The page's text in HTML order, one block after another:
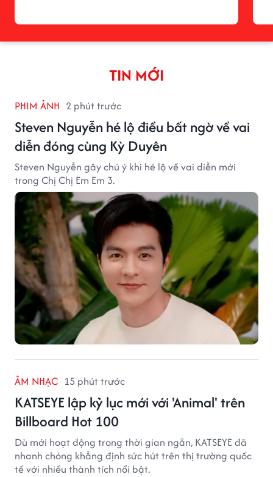
TIN MỚI
PHIM ẢNH 2 phút trước
Steven Nguyễn hé lộ điều bất ngờ về vai
diễn đóng cùng Kỳ Duyên
Steven Nguyễn gây chú ý khi hé lộ về vai diễn mới
trong Chị Chị Em Em 3.
ÂM NHẠC 15 phút trước
KATSEYE lập kỷ lục mới với 'Animal' trên
Billboard Hot 100
Dù mới hoạt động trong thời gian ngắn, KATSEYE đã
nhanh chóng khẳng định sức hút trên thị trường quốc
tế với nhiều thành tích nổi bật.